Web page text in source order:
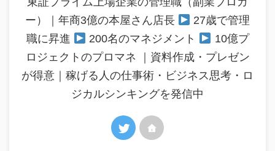
ー）｜年商3億の本屋さん店長
27歳で管理
職に昇進
200名のマネジメント
10億プ
ロジェクトのプロマネ ｜資料作成・プレゼン
が得意｜稼げる人の仕事術・ビジネス思考・ロ
ジカルシンキングを発信中